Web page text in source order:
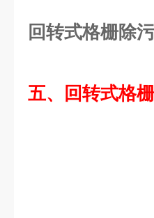
回转式格栅除
五、回转式格